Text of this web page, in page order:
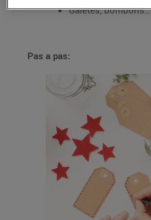
Galetes, bombons…
Pas a pas: